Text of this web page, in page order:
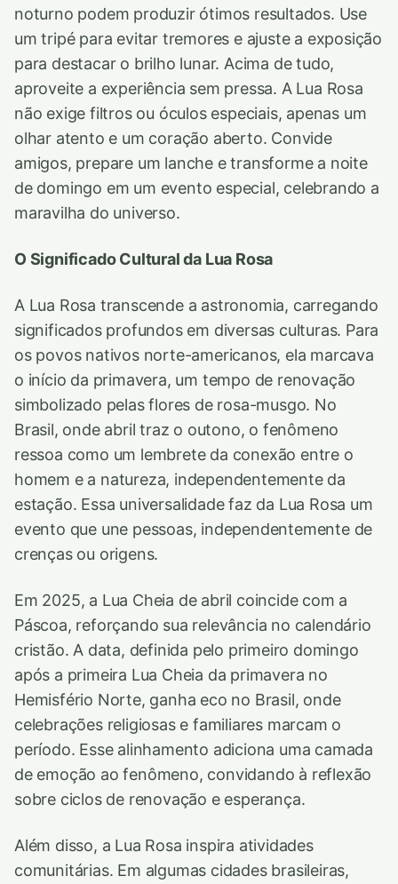
noturno podem produzir ótimos resultados. Use
um tripé para evitar tremores e ajuste a exposição
para destacar o brilho lunar. Acima de tudo,
aproveite a experiência sem pressa. A Lua Rosa
não exige filtros ou óculos especiais, apenas um
olhar atento e um coração aberto. Convide
amigos, prepare um lanche e transforme a noite
de domingo em um evento especial, celebrando a
maravilha do universo.
O Significado Cultural da Lua Rosa
A Lua Rosa transcende a astronomia, carregando
significados profundos em diversas culturas. Para
os povos nativos norte-americanos, ela marcava
o início da primavera, um tempo de renovação
simbolizado pelas flores de rosa-musgo. No
Brasil, onde abril traz o outono, o fenômeno
ressoa como um lembrete da conexão entre o
homem e a natureza, independentemente da
estação. Essa universalidade faz da Lua Rosa um
evento que une pessoas, independentemente de
crenças ou origens.
Em 2025, a Lua Cheia de abril coincide com a
Páscoa, reforçando sua relevância no calendário
cristão. A data, definida pelo primeiro domingo
após a primeira Lua Cheia da primavera no
Hemisfério Norte, ganha eco no Brasil, onde
celebrações religiosas e familiares marcam o
período. Esse alinhamento adiciona uma camada
de emoção ao fenômeno, convidando à reflexão
sobre ciclos de renovação e esperança.
Além disso, a Lua Rosa inspira atividades
comunitárias. Em algumas cidades brasileiras,